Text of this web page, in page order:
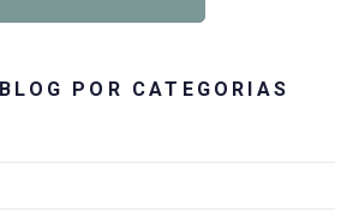
POR CATEGORIAS